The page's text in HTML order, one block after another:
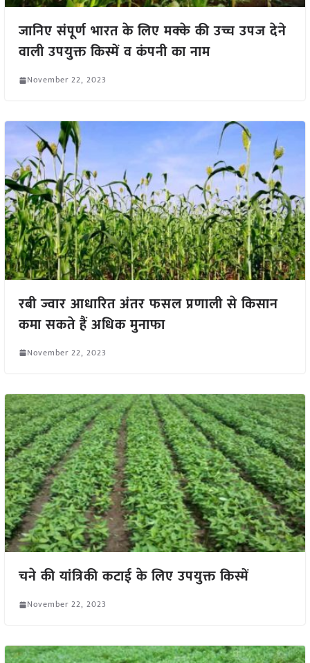
जानिए संपूर्ण भारत के लिए मक्के की उच्च उपज देने
वाली उपयुक्त किस्में व कंपनी का नाम
November 22, 2023
रबी ज्वार आधारित अंतर फसल प्रणाली से किसान
कमा सकते हैं अधिक मुनाफा
November 22, 2023
चने की यांत्रिकी कटाई के लिए उपयुक्त किस्में
November 22, 2023